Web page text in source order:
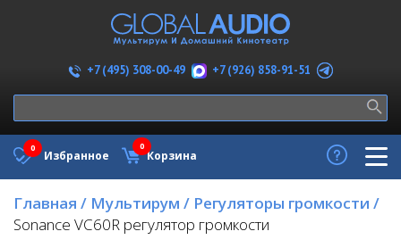
+7 (495) 308-00-49 +7 (926) 858-91-51
Избранное
0
Корзина
0
Главная / Мультирум / Регуляторы громкости /
Sonance VC60R регулятор громкости